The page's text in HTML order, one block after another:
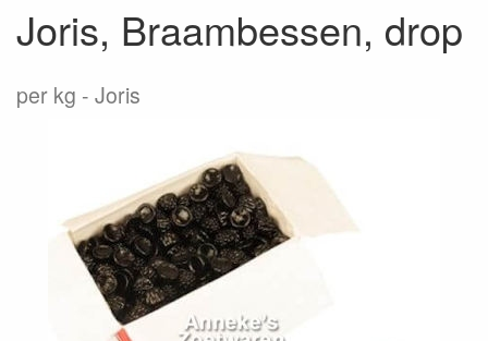
Joris, Braambessen, drop
per kg Joris